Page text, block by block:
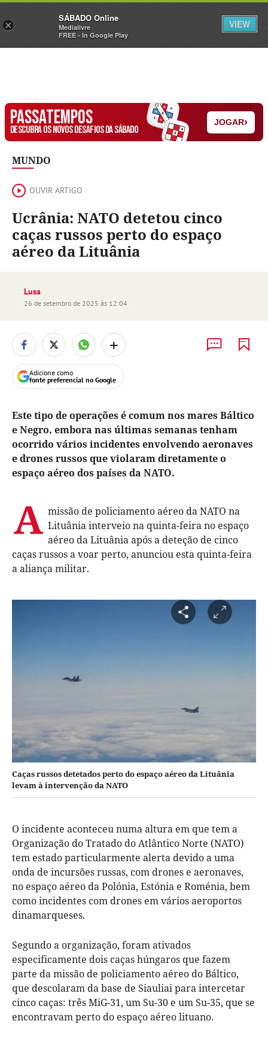
Sábado Assine Iniciar Sessão
PASSATEMPOS
DESCUBRA OS NOVOS DESAFIOS DA SÁBADO
JOGAR›
MUNDO
OUVIR ARTIGO
Ucrânia: NATO detetou cinco
caças russos perto do espaço
aéreo da Lituânia
Lusa
26 de setembro de 2025 às 12:04
+
Adicione como
fonte preferencial no Google
Este tipo de operações é comum nos mares Báltico
e Negro, embora nas últimas semanas tenham
ocorrido vários incidentes envolvendo aeronaves
e drones russos que violaram diretamente o
espaço aéreo dos países da NATO.
A missão de policiamento aéreo da NATO na
Lituânia interveio na quinta-feira no espaço
aéreo da Lituânia após a deteção de cinco
caças russos a voar perto, anunciou esta quinta-feira
a aliança militar.
Caças russos detetados perto do espaço aéreo da Lituânia
levam à intervenção da NATO
O incidente aconteceu numa altura em que tem a
Organização do Tratado do Atlântico Norte (NATO)
tem estado particularmente alerta devido a uma
onda de incursões russas, com drones e aeronaves,
no espaço aéreo da Polónia, Estónia e Roménia, bem
como incidentes com drones em vários aeroportos
dinamarqueses.
Segundo a organização, foram ativados
especificamente dois caças húngaros que fazem
parte da missão de policiamento aéreo do Báltico,
que descolaram da base de Siauliai para intercetar
cinco caças: três MiG-31, um Su-30 e um Su-35, que se
encontravam perto do espaço aéreo lituano.
×
SÁBADO Online
Medialivre
FREE - In Google Play
VIEW